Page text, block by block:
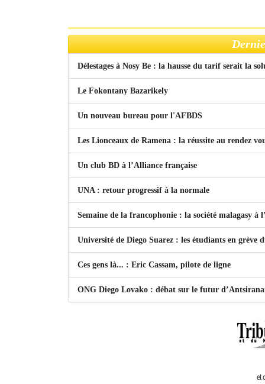
Délestages à Nosy Be : la hausse du tarif serait la
Le Fokontany Bazarikely
Un nouveau bureau pour l'AFBDS
Les Lionceaux de Ramena : la réussite au rendez
Un club BD à l’Alliance française
UNA : retour progressif à la normale
Semaine de la francophonie : la société malagasy à
Université de Diego Suarez : les étudiants en grève
Ces gens là... : Eric Cassam, pilote de ligne
ONG Diego Lovako : débat sur le futur
et